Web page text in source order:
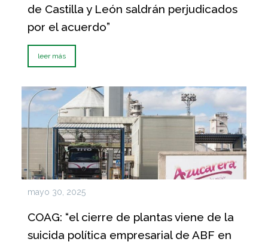
de Castilla y León saldrán perjudicados
por el acuerdo”
leer más
mayo 30, 2025
COAG: “el cierre de plantas viene de la
suicida política empresarial de ABF en